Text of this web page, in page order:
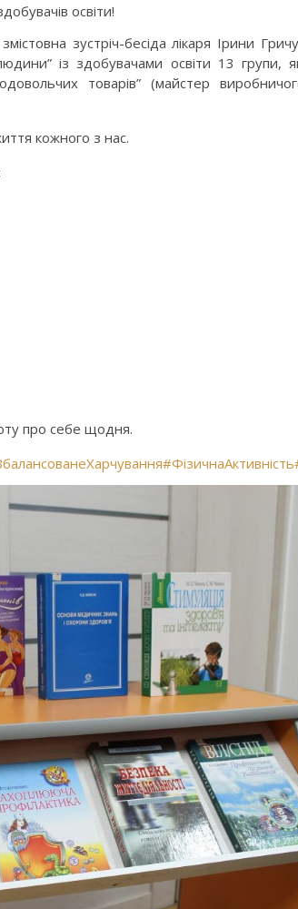
освіти!
зустріч-бесіда лікаря Ірини
із здобувачами освіти 13 групи,
товарів” (майстер
кожного з нас.
про себе щодня.
#ФізичнаАктивність